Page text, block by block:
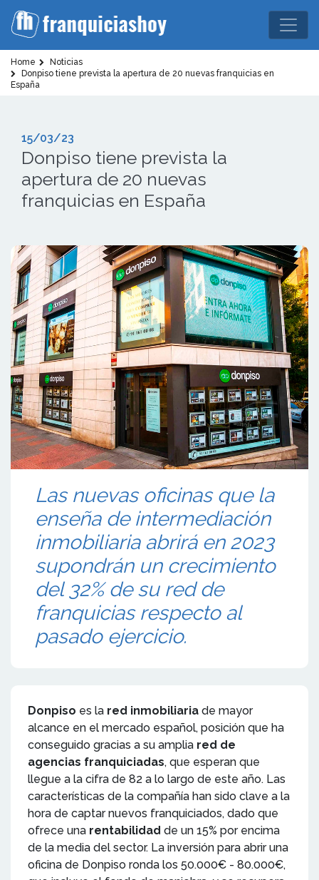
Home
Noticias
Donpiso tiene prevista la apertura de 20 nuevas franquicias en
España
15/03/23
Donpiso tiene prevista la
apertura de 20 nuevas
franquicias en España
Las nuevas oficinas que la
enseña de intermediación
inmobiliaria abrirá en 2023
supondrán un crecimiento
del 32% de su red de
franquicias respecto al
pasado ejercicio.
Donpiso es la red inmobiliaria de mayor
alcance en el mercado español, posición que ha
conseguido gracias a su amplia red de
agencias franquiciadas, que esperan que
llegue a la cifra de 82 a lo largo de este año. Las
características de la compañía han sido clave a la
hora de captar nuevos franquiciados, dado que
ofrece una rentabilidad de un 15% por encima
de la media del sector. La inversión para abrir una
oficina de Donpiso ronda los 50.000€ - 80.000€,